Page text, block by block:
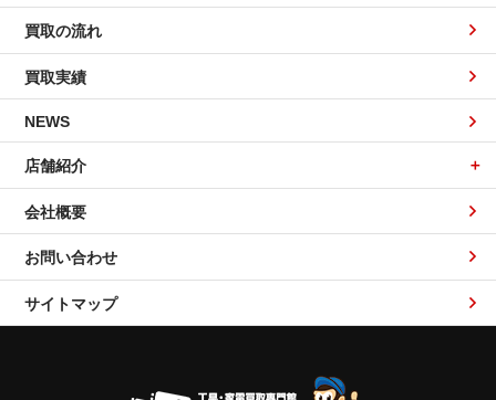
買取の流れ
買取実績
NEWS
店舗紹介
会社概要
お問い合わせ
サイトマップ